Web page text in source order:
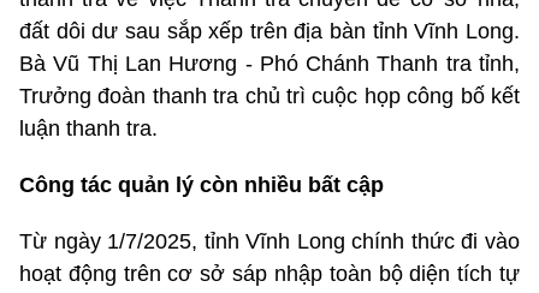
đất dôi dư sau sắp xếp trên địa bàn tỉnh Vĩnh Long.
Bà Vũ Thị Lan Hương - Phó Chánh Thanh tra tỉnh,
Trưởng đoàn thanh tra chủ trì cuộc họp công bố kết
luận thanh tra.
Công tác quản lý còn nhiều bất cập
Từ ngày 1/7/2025, tỉnh Vĩnh Long chính thức đi vào
hoạt động trên cơ sở sáp nhập toàn bộ diện tích tự